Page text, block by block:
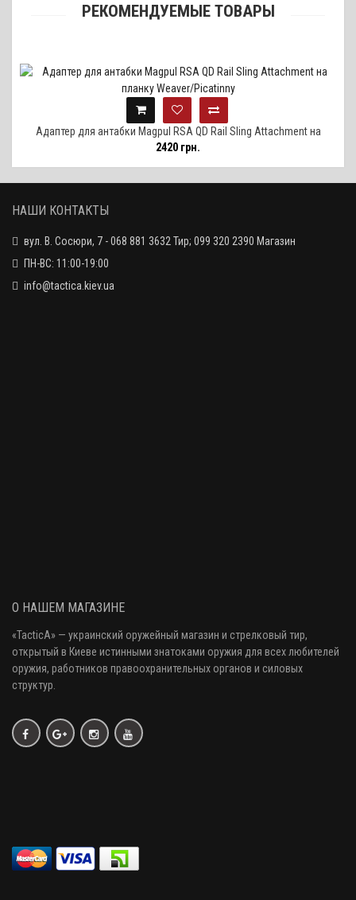
РЕКОМЕНДУЕМЫЕ ТОВАРЫ
Адаптер для антабки Magpul RSA QD Rail Sling Attachment на
планку Weaver/Picatinny
2420 грн.
НАШИ КОНТАКТЫ
вул. В. Сосюри, 7 - 068 881 3632 Тир; 099 320 2390 Магазин
ПН-ВС: 11:00-19:00
info@tactica.kiev.ua
О НАШЕМ МАГАЗИНЕ
«TacticA» — украинский оружейный магазин и стрелковый тир,
открытый в Киеве истинными знатоками оружия для всех любителей
оружия, работников правоохранительных органов и силовых
структур.